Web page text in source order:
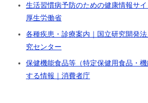
生活習慣病予防のための健康情報サイ
厚生労働省
各種疾患・診療案内｜国立研究開発
究センター
保健機能食品等（特定保健用食品・
する情報｜消費者庁